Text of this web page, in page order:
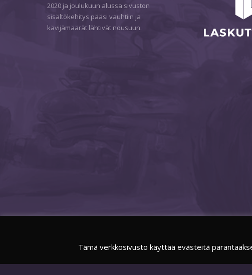
2020 ja joulukuun alussa sivuston
sisältökehitys pääsi vauhtiin ja
kävijämäärät lähtivät nousuun.
FACEBOOK
Tämä verkkosivusto käyttää evästeitä